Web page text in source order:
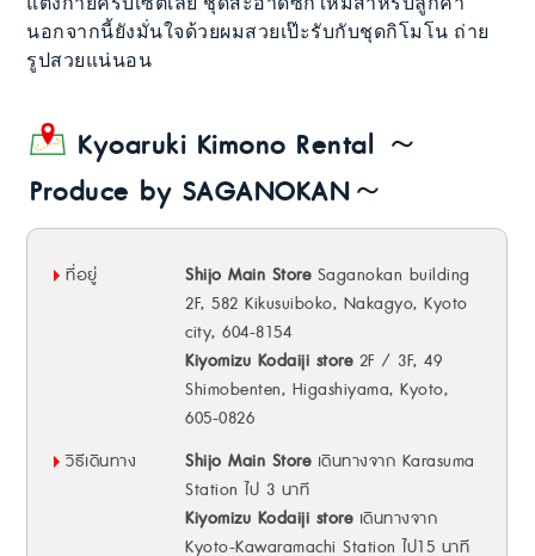
นอกจากนี้ยังมั่นใจด้วยผมสวยเป๊ะรับกับชุดกิโมโน ถ่าย
รูปสวยแน่นอน
Kyoaruki Kimono Rental ～
Produce by SAGANOKAN～
ที่อยู่ Shijo Main StoreSaganokan building
2F, 582 Kikusuiboko, Nakagyo, Kyoto
city, 604-8154
Kiyomizu Kodaiji store2F / 3F, 49
Shimobenten, Higashiyama, Kyoto,
605-0826
วิธีเดินทาง
Shijo Main Storeเดินทางจาก Karasuma
Station ไป 3 นาที
Kiyomizu Kodaiji storeเดินทางจาก
Kyoto-Kawaramachi Station ไป15 นาที